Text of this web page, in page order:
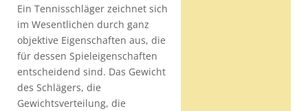
Ein Tennisschläger zeichnet sich
im Wesentlichen durch ganz
objektive Eigenschaften aus, die
für dessen Spieleigenschaften
entscheidend sind. Das Gewicht
des Schlägers, die
Gewichtsverteilung, die